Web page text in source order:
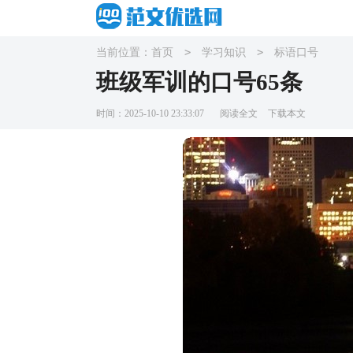
当前位置： 首页 > 学习知识 > 标语口号
班级军训的口号65条
时间：2025-10-10 23:33:07 阅读全文 下载本文